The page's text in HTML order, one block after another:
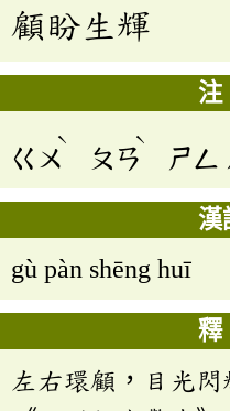
顧盼生輝
ㄍㄨ
ˋ
ㄆㄢ
ˋ
ㄕㄥ
漢
gù pàn shēng huī
左右環顧，目光閃